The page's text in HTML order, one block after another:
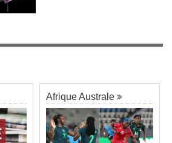
Afrique Australe